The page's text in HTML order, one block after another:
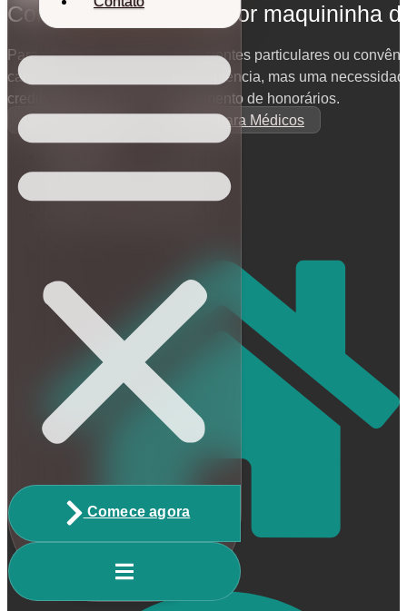
Comece agora
Como escolher a melhor maquininha
Para médicos que atendem pacientes particulares ou
cartão não é apenas uma conveniência, mas uma
credibilidade e facilita o recebimento de honorários.
Carreira Médica
Gestão para Médicos